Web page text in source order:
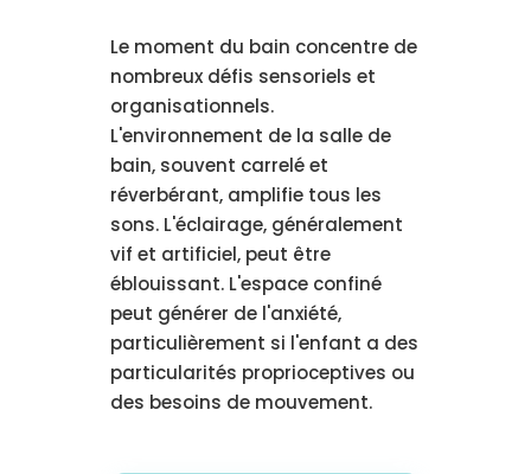
Le moment du bain concentre de
nombreux défis sensoriels et
organisationnels.
L'environnement de la salle de
bain, souvent carrelé et
réverbérant, amplifie tous les
sons. L'éclairage, généralement
vif et artificiel, peut être
éblouissant. L'espace confiné
peut générer de l'anxiété,
particulièrement si l'enfant a des
particularités proprioceptives ou
des besoins de mouvement.